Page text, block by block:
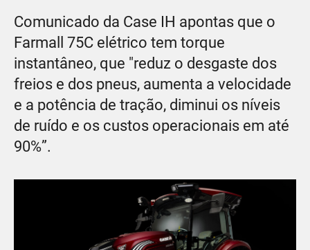
Comunicado da Case IH apontas que o
Farmall 75C elétrico tem torque
instantâneo, que "reduz o desgaste dos
freios e dos pneus, aumenta a velocidade
e a potência de tração, diminui os níveis
de ruído e os custos operacionais em até
90%”.